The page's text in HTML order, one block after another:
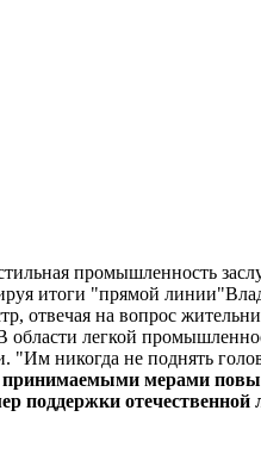
промышленность
итоги "прямой
отвечая на вопрос
области легкой
"Им никогда не поднять
мерами
поддержки